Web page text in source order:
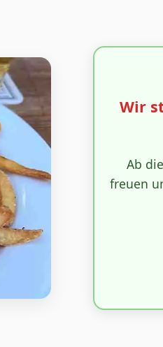
Wir
Ab
freuen